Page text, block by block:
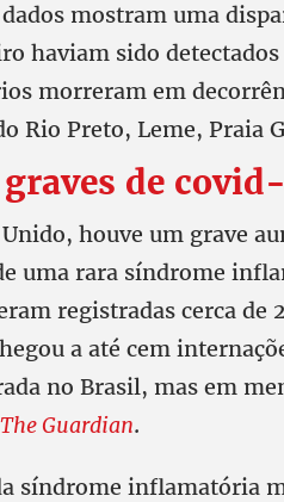
mostram uma
haviam sido
morreram em
Rio Preto, Leme, Praia
graves de
houve um grave
uma rara síndrome
registradas cerca de
a até cem
no Brasil, mas em
The Guardian.
síndrome inflamatória